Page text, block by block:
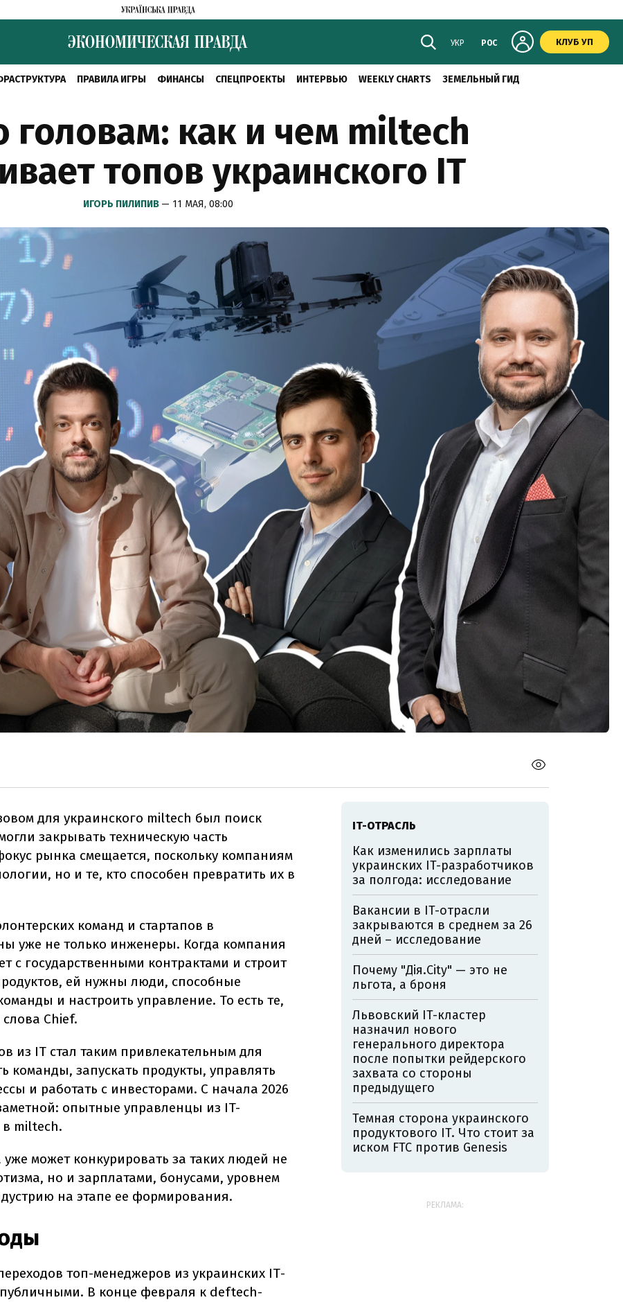
УКР РОС КЛУБ УП
ПРАВИЛА ИГРЫ ФИНАНСЫ СПЕЦПРОЕКТЫ ИНТЕРВЬЮ WEEKLY CHARTS ЗЕМЕЛЬНЫЙ ГИД
как и чем miltech
топов украинского IT
ИГОРЬ ПИЛИПИВ — 11 МАЯ, 08:00
для украинского miltech был поиск
закрывать техническую часть
рынка смещается, поскольку компаниям
но и те, кто способен превратить их в
команд и стартапов в
уже не только инженеры. Когда компания
с государственными контрактами и строит
ей нужны люди, способные
и настроить управление. То есть те,
Chief.
из IT стал таким привлекательным для
запускать продукты, управлять
и работать с инвесторами. С начала 2026
опытные управленцы из IT-
в miltech.
может конкурировать за таких людей не
но и зарплатами, бонусами, уровнем
на этапе ее формирования.
топ-менеджеров из украинских ІТ-
В конце февраля к deftech-
IT-ОТРАСЛЬ
Как изменились зарплаты
украинских IT-разработчиков
за полгода: исследование
Вакансии в IT-отрасли
закрываются в среднем за 26
дней – исследование
Почему "Дія.City" — это не
льгота, а броня
Львовский IT-кластер
назначил нового
генерального директора
после попытки рейдерского
захвата со стороны
предыдущего
Темная сторона украинского
продуктового IT. Что стоит за
иском FTC против Genesis
РЕКЛАМА: